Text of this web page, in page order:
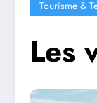
Tourisme &
Les